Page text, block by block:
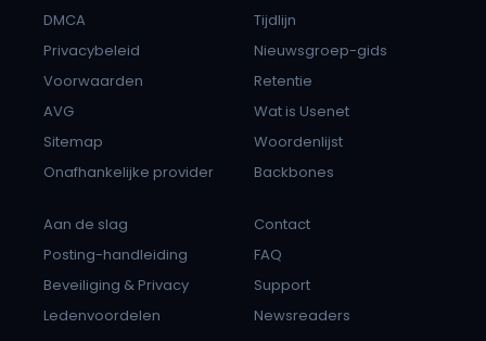
DMCA
Privacybeleid
Voorwaarden
AVG
Sitemap
Onafhankelijke provider
Tijdlijn
Nieuwsgroep-gids
Retentie
Wat is Usenet
Woordenlijst
Backbones
Aan de slag
Posting-handleiding
Beveiliging & Privacy
Ledenvoordelen
Contact
FAQ
Support
Newsreaders